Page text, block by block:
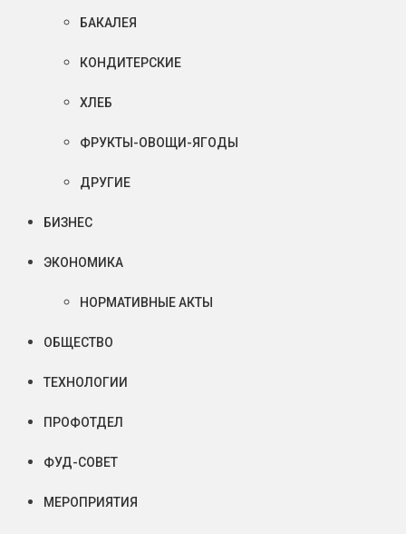
БАКАЛЕЯ
КОНДИТЕРСКИЕ
ХЛЕБ
ФРУКТЫ-ОВОЩИ-ЯГОДЫ
ДРУГИЕ
БИЗНЕС
ЭКОНОМИКА
НОРМАТИВНЫЕ АКТЫ
ОБЩЕСТВО
ТЕХНОЛОГИИ
ПРОФОТДЕЛ
ФУД-СОВЕТ
МЕРОПРИЯТИЯ